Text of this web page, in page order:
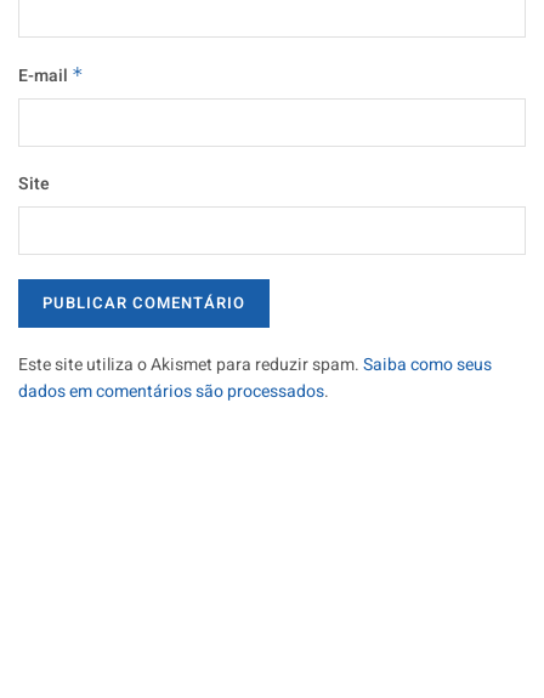
E-mail *
Site
Este site utiliza o Akismet para reduzir spam.Saiba como seus
dados em comentários são processados.